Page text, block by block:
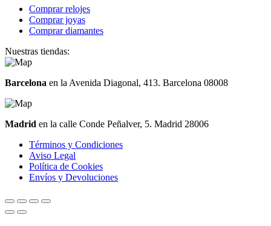
Comprar relojes
Comprar joyas
Comprar diamantes
Nuestras tiendas:
Barcelona en la Avenida Diagonal, 413. Barcelona 08008
Madrid en la calle Conde Peñalver, 5. Madrid 28006
Términos y Condiciones
Aviso Legal
Política de Cookies
Envíos y Devoluciones